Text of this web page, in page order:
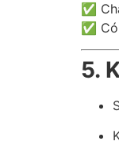
✅
✅
5.